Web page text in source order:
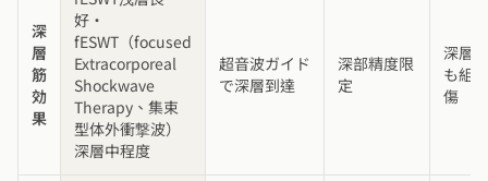
深
層
筋
効
果
好・
fESWT（focused
Extracorporeal
Shockwave
Therapy、集束
型体外衝撃波）
深層中程度
超音波ガイド
で深層到達
深部精度限
定
深層
も組
傷